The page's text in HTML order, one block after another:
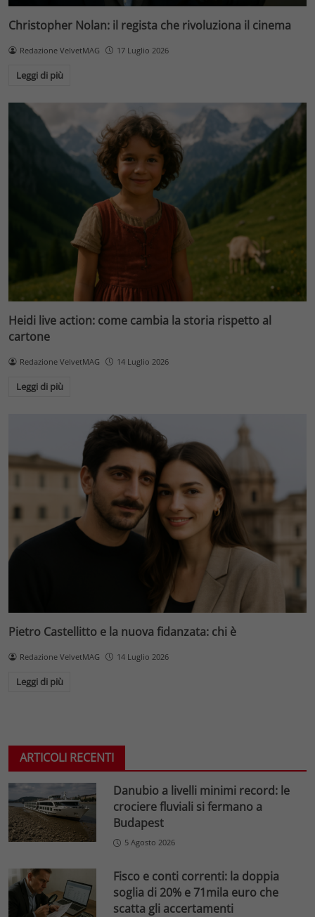
Christopher Nolan: il regista che rivoluziona il cinema
Redazione VelvetMAG 17 Luglio 2026
Leggi di più
Heidi live action: come cambia la storia rispetto al
cartone
Redazione VelvetMAG 14 Luglio 2026
Leggi di più
Pietro Castellitto e la nuova fidanzata: chi è
Redazione VelvetMAG 14 Luglio 2026
Leggi di più
ARTICOLI RECENTI
Danubio a livelli minimi record: le
crociere fluviali si fermano a
Budapest
5 Agosto 2026
Fisco e conti correnti: la doppia
soglia di 20% e 71mila euro che
scatta gli accertamenti